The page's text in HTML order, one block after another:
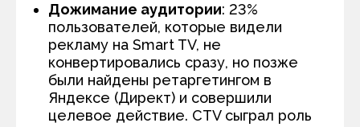
Дожимание аудитории: 23%
пользователей, которые видели
рекламу на Smart TV, не
конвертировались сразу, но позже
были найдены ретаргетингом в
Яндексе (Директ) и совершили
целевое действие. CTV сыграл роль